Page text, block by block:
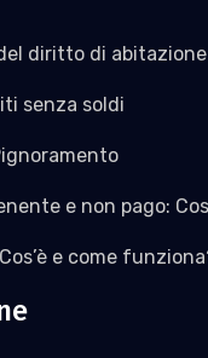
diritto di abitazione
senza soldi
e non pago:
e come